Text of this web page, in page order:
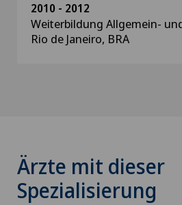
2010 - 2012
Weiterbildung Allgemein-
Rio de Janeiro, BRA
Ärzte mit dieser
Spezialisierung